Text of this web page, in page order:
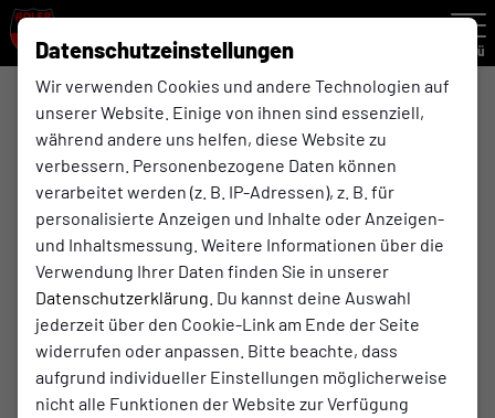
Datenschutzeinstellungen
Wir verwenden Cookies und andere Technologien auf
unserer Website. Einige von ihnen sind essenziell,
während andere uns helfen, diese Website zu
verbessern. Personenbezogene Daten können
verarbeitet werden (z. B. IP-Adressen), z. B. für
personalisierte Anzeigen und Inhalte oder Anzeigen-
und Inhaltsmessung. Weitere Informationen über die
Verwendung Ihrer Daten finden Sie in unserer
Datenschutzerklärung . Du kannst deine Auswahl
jederzeit über den Cookie-Link am Ende der Seite
widerrufen oder anpassen. Bitte beachte, dass
aufgrund individueller Einstellungen möglicherweise
nicht alle Funktionen der Website zur Verfügung
Menü
ü32
Übersicht Kader Funktionsteam
Funktionsteam